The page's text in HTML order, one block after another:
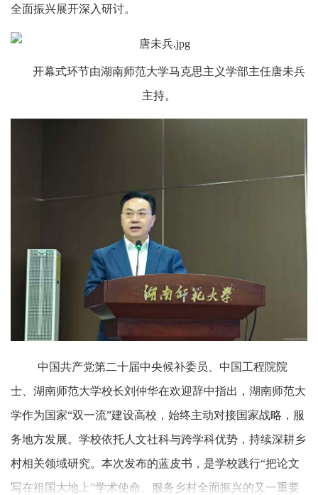
全面振兴展开深入研讨。
开幕式环节由湖南师范大学马克思主义学部主任唐未兵
主持。
中国共产党第二十届中央候补委员、中国工程院院
士、湖南师范大学校长刘仲华在欢迎辞中指出，湖南师范大
学作为国家“双一流”建设高校，始终主动对接国家战略，服
务地方发展。学校依托人文社科与跨学科优势，持续深耕乡
村相关领域研究。本次发布的蓝皮书，是学校践行“把论文
写在祖国大地上”学术使命、服务乡村全面振兴的又一重要